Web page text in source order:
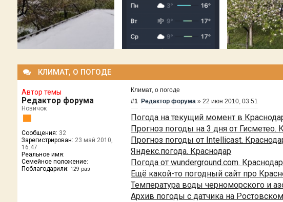
КЛИМАТ, О ПОГОДЕ
Автор темы
Редактор форума
Новичок
Сообщения: 32
Зарегистрирован: 23 май 2010,
16:47
Реальное имя:
Семейное положение:
Поблагодарили: 129 раз
Климат, о погоде
#1 Редактор форума »22 июн 2010, 03:51
Погода на текущий момент в
Прогноз погоды на 3 дня от Гисметео.
Прогноз погоды от Intellicast.
Яндекс.погода. Краснодар
Погода от wunderground.com. Краснодар
Ещё какой-то погодный сайт про
Температура воды черноморского и
Архив погоды с датчика на